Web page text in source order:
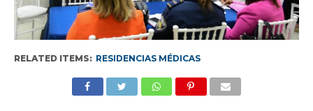
RELATED ITEMS: RESIDENCIAS MÉDICAS